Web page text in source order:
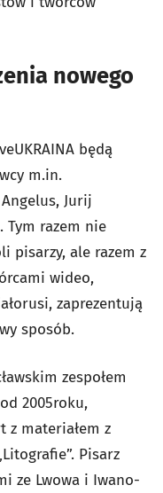
nowego
będą
m.in.
Jurij
Tym razem nie
pisarzy, ale razem z
wideo,
zaprezentują
sposób.
zespołem
2005roku,
z materiałem z
Pisarz
ze Lwowa i Iwano-